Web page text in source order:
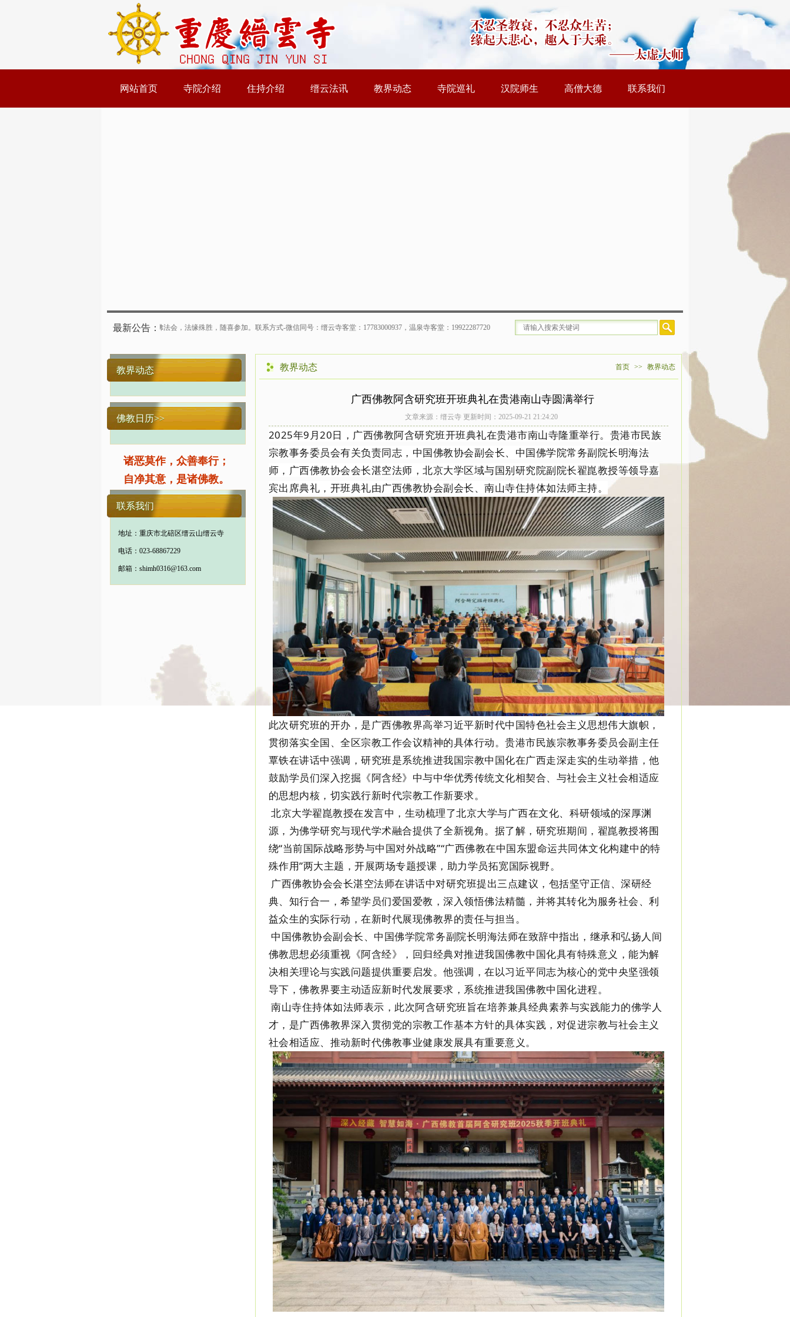
网站首页 寺院介绍 住持介绍 缙云法讯 教界动态 寺院巡礼 汉院师生 高僧大德 联系我们
最新公告：
年5月24日（农历四月初八）举行浴佛法会，法缘殊胜，随喜参加。联系方式-微信同号：缙云寺客堂：17783000937，温泉寺客堂：19922287720
教界动态
佛教日历>>
诸恶莫作，众善奉行；
自净其意，是诸佛教。
联系我们
地址：重庆市北碚区缙云山缙云寺
电话：023-68867229
邮箱：shimh0316@163.com
教界动态 首页 >> 教界动态
广西佛教阿含研究班开班典礼在贵港南山寺圆满举行
文章来源：缙云寺 更新时间：2025-09-21 21:24:20
2025年9 月20日，广西佛教阿含研究班开班典礼在贵港市南山寺隆重举行。贵港市民族
宗教事务委员会有关负责同志，中国佛教协会副会长、中国佛学院常务副院长明海法
师，广西佛教协会会长湛空法师，北京大学区域与国别研究院副院长翟崑教授等领导嘉
宾出席典礼，开班典礼由广西佛教协会副会长、南山寺住持体如法师主持。
此次研究班的开办，是广西佛教界高举习近平新时代中国特色社会主义思想伟大旗帜，
贯彻落实全国、全区宗教工作会议精神的具体行动。贵港市民族宗教事务委员会副主任
覃铁在讲话中强调，研究班是系统推进我国宗教中国化在广西走深走实的生动举措，他
鼓励学员们深入挖掘《阿含经》中与中华优秀传统文化相契合、与社会主义社会相适应
的思想内核，切实践行新时代宗教工作新要求。
北京大学翟崑教授在发言中，生动梳理了北京大学与广西在文化、科研领域的深厚渊
源，为佛学研究与现代学术融合提供了全新视角。据了解，研究班期间，翟崑教授将围
绕“当前国际战略形势与中国对外战略”“广西佛教在中国东盟命运共同体文化构建中的特
殊作用”两大主题，开展两场专题授课，助力学员拓宽国际视野。
广西佛教协会会长湛空法师在讲话中对研究班提出三点建议，包括坚守正信、深研经
典、知行合一，希望学员们爱国爱教，深入领悟佛法精髓，并将其转化为服务社会、利
益众生的实际行动，在新时代展现佛教界的责任与担当。
中国佛教协会副会长、中国佛学院常务副院长明海法师在致辞中指出，继承和弘扬人间
佛教思想必须重视《阿含经》，回归经典对推进我国佛教中国化具有特殊意义，能为解
决相关理论与实践问题提供重要启发。他强调，在以习近平同志为核心的党中央坚强领
导下，佛教界要主动适应新时代发展要求，系统推进我国佛教中国化进程。
南山寺住持体如法师表示，此次阿含研究班旨在培养兼具经典素养与实践能力的佛学人
才，是广西佛教界深入贯彻党的宗教工作基本方针的具体实践，对促进宗教与社会主义
社会相适应、推动新时代佛教事业健康发展具有重要意义。